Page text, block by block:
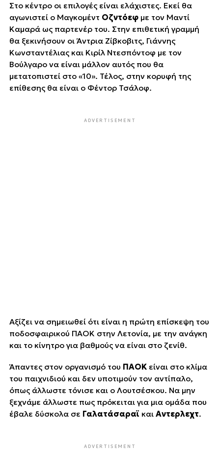
Στο κέντρο οι επιλογές είναι ελάχιστες. Εκεί θα
αγωνιστεί ο Μαγκομέντ Οζντόεφ με τον Μαντί
Καμαρά ως παρτενέρ του. Στην επιθετική γραμμή
θα ξεκινήσουν οι Άντρια Ζίβκοβιτς, Γιάννης
Κωνσταντέλιας και Κιρίλ Ντεσπόντοφ με τον
Βούλγαρο να είναι μάλλον αυτός που θα
μετατοπιστεί στο «10». Τέλος, στην κορυφή της
επίθεσης θα είναι ο Φέντορ Τσάλοφ.
ADVERTISEMENT
Αξίζει να σημειωθεί ότι είναι η πρώτη επίσκεψη του
ποδοσφαιρικού ΠΑΟΚ στην Λετονία, με την ανάγκη
και το κίνητρο για βαθμούς να είναι στο ζενίθ.
Άπαντες στον οργανισμό του ΠΑΟΚ είναι στο κλίμα
του παιχνιδιού και δεν υποτιμούν τον αντίπαλο,
όπως άλλωστε τόνισε και ο Λουτσέσκου. Να μην
ξεχνάμε άλλωστε πως πρόκειται για μια ομάδα που
έβαλε δύσκολα σε Γαλατάσαραϊ και Αντερλεχτ.
ADVERTISEMENT